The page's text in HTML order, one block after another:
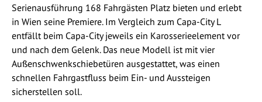
Serienausführung 168 Fahrgästen Platz bieten und erlebt
in Wien seine Premiere. Im Vergleich zum Capa-City L
entfällt beim Capa-City jeweils ein Karosserieelement vor
und nach dem Gelenk. Das neue Modell ist mit vier
Außenschwenkschiebetüren ausgestattet, was einen
schnellen Fahrgastfluss beim Ein- und Aussteigen
sicherstellen soll.